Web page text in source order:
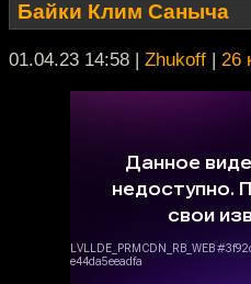
Байки Клим Саныча
01.04.23 14:58 | Zhukoff | 26